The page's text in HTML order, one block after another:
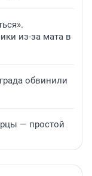
из-за мата в
обвинили
— простой